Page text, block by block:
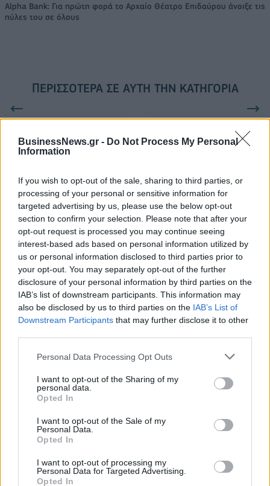
BusinessNews.gr - Do Not Process My Personal
Information
If you wish to opt-out of the sale, sharing to third parties, or
processing of your personal or sensitive information for
targeted advertising by us, please use the below opt-out
section to confirm your selection. Please note that after your
opt-out request is processed you may continue seeing
interest-based ads based on personal information utilized by
us or personal information disclosed to third parties prior to
your opt-out. You may separately opt-out of the further
disclosure of your personal information by third parties on the
IAB’s list of downstream participants. This information may
also be disclosed by us to third parties on the IAB’s List of
Downstream Participants that may further disclose it to other
Personal Data Processing Opt Outs
I want to opt-out of the Sharing of my
personal data.
Opted In
I want to opt-out of the Sale of my
Personal Data.
Opted In
I want to opt-out of processing my
Personal Data for Targeted Advertising.
Opted In
Alpha Bank: Για πρώτη φορά το Αρχαίο Θέατρο Επιδαύρου άνοιξε τις
πύλες του σε όλους
ΠΕΡΙΣΣΌΤΕΡΑ ΣΕ ΑΥΤΉ ΤΗΝ ΚΑΤΗΓΟΡΊΑ
Στ. Θεοδωράκης: Η χώρα
βαδίζει σε ναρκοπέδιο
22/02/2016 - 02:00
Νέος πρόεδρος του
Μεγάρου Μουσικής
Αθηνών ο Ν. Θεοχαράκης
22/02/2016 - 02:00
ΡΟΗ ΕΙΔΗΣΕΩΝ
Αλ. Τσίπρας: Στις 2 Σεπτεμβρίου η παρουσίαση του
Θεσσαλονίκη
09/08/2026 - 10:03 ΠΟΛΙΤΙΚΗ